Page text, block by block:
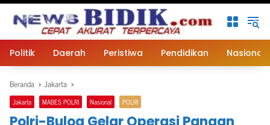
Politik Daerah Peristiwa Pendidikan Nasional
Beranda Jakarta
Jakarta MABES POLRI Nasional POLRI